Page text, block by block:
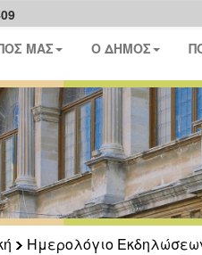
ΜΑΣ Ο ΔΗΜΟΣ
Ημερολόγιο